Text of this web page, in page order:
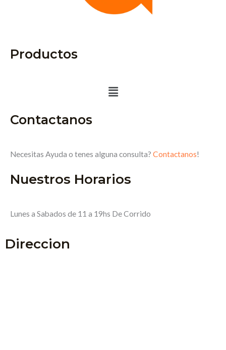
Productos
Menú
Contactanos
Necesitas Ayuda o tenes alguna consulta? Contactanos!
Nuestros Horarios
Lunes a Sabados de 11 a 19hs De Corrido
Direccion